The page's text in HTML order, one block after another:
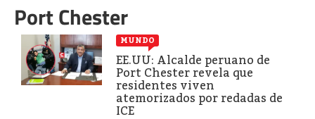
Port Chester
MUNDO
EE.UU: Alcalde peruano de
Port Chester revela que
residentes viven
atemorizados por redadas de
ICE